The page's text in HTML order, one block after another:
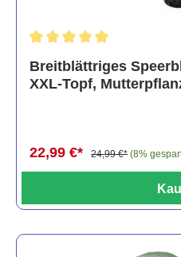
Breitblättriges
XXL-Topf,
22,99 €* 24,99 €* (8%